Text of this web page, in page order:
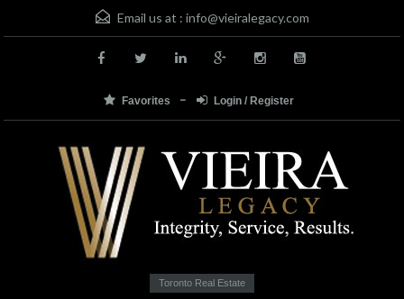
Email us at : info@vieiralegacy.com
Favorites Login / Register
Toronto Real Estate